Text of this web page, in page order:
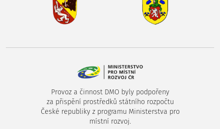
Provoz a činnost DMO byly podpořeny
za přispění prostředků státního rozpočtu
České republiky z programu Ministerstva pro
místní rozvoj.